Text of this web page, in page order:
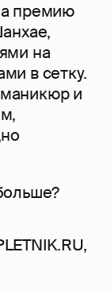
премию
на
в сетку.
и